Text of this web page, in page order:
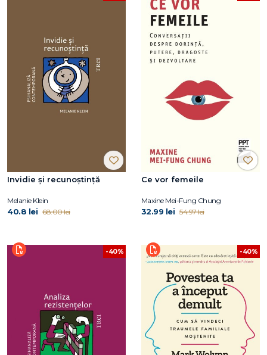
Invidie și recunoștință
Melanie Klein
40.8 lei 68.00 lei
Ce vor femeile
Maxine Mei-Fung Chung
32.99 lei 54.97 lei
-40% -40%